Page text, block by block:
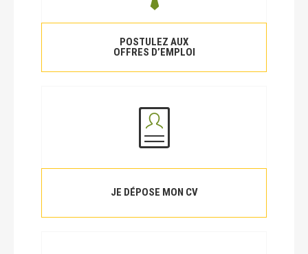
POSTULEZ AUX
OFFRES D’EMPLOI
JE DÉPOSE MON CV